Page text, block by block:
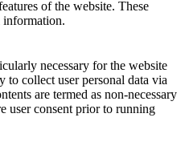
of the website. These
information.
necessary for the website
to collect user personal data via
are termed as non-necessary
user consent prior to running